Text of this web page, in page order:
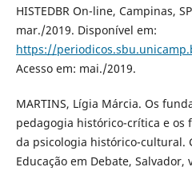
HISTEDBR On-line, Campinas,
mar./2019. Disponível em:
https://
Acesso em: mai./2019.
MARTINS, Lígia Márcia. Os
pedagogia histórico-crítica e os
da psicologia histórico-cultural.
Educação em Debate, Salvador,